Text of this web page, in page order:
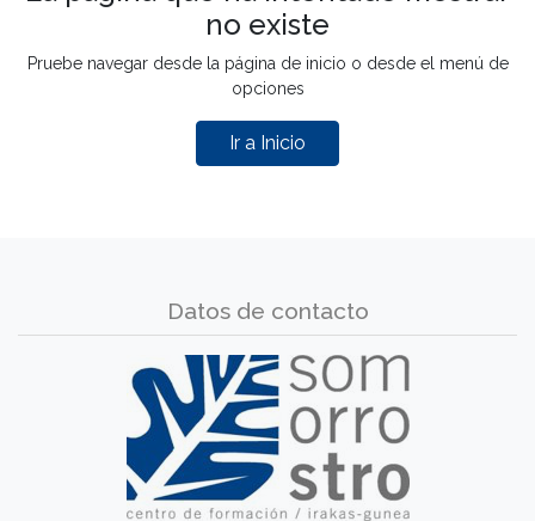
no existe
Pruebe navegar desde la página de inicio o desde el menú de
opciones
Ir a Inicio
Datos de contacto